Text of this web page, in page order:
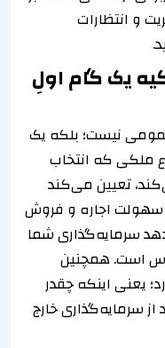
و انتظارات
یک گام اولِ
نیست؛ بلکه یک
ملکی که انتخاب
تعیین می‌کند
سهولت اجاره و فروش
سرمایه‌گذاری شما
است. همچنین
یعنی اینکه چقدر
سرمایه‌گذاری خارج